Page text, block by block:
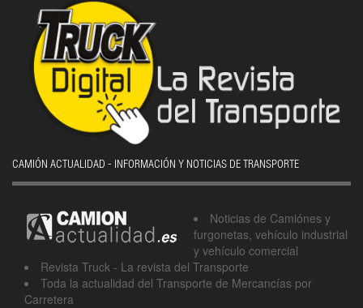
CAMIÓN ACTUALIDAD - INFORMACIÓN Y NOTICIAS DE TRANSPORTE
Noticias de Camiónes y
furgonetas, vehículo industrial
y vehículo comercial
Revista Truck - La revista del Transporte
Toda la actualidad del Transporte de Mercancías por
Carretera